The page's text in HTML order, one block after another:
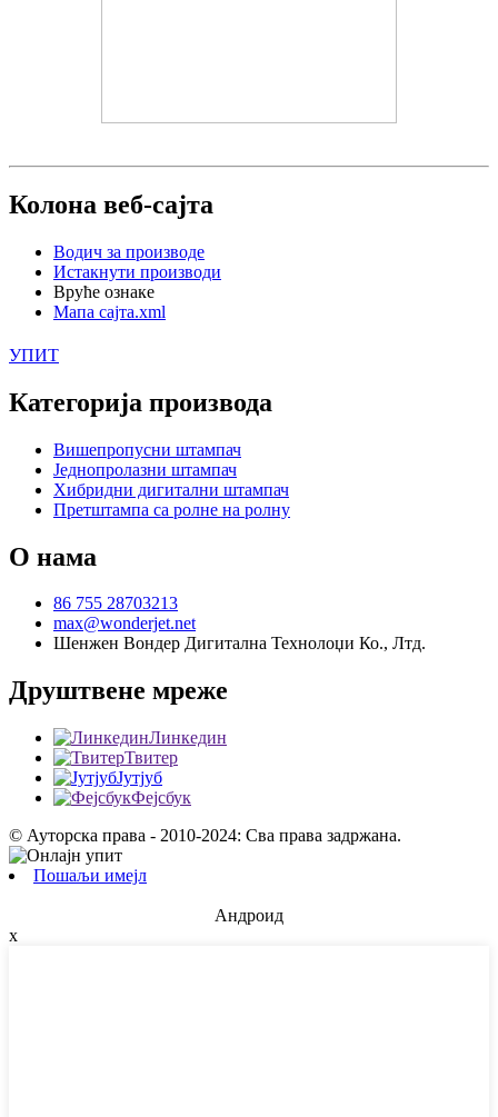
Колона веб-сајта
Водич за производе
Истакнути производи
Вруће ознаке
Мапа сајта.xml
УПИТ
Категорија производа
Вишепропусни штампач
Једнопролазни штампач
Хибридни дигитални штампач
Претштампа са ролне на ролну
О нама
86 755 28703213
max@wonderjet.net
Шенжен Вондер Дигитална Технолоџи Ко., Лтд.
Друштвене мреже
Линкедин
Твитер
Јутјуб
Фејсбук
© Ауторска права - 2010-2024: Сва права задржана.
Пошаљи имејл
Андроид
x